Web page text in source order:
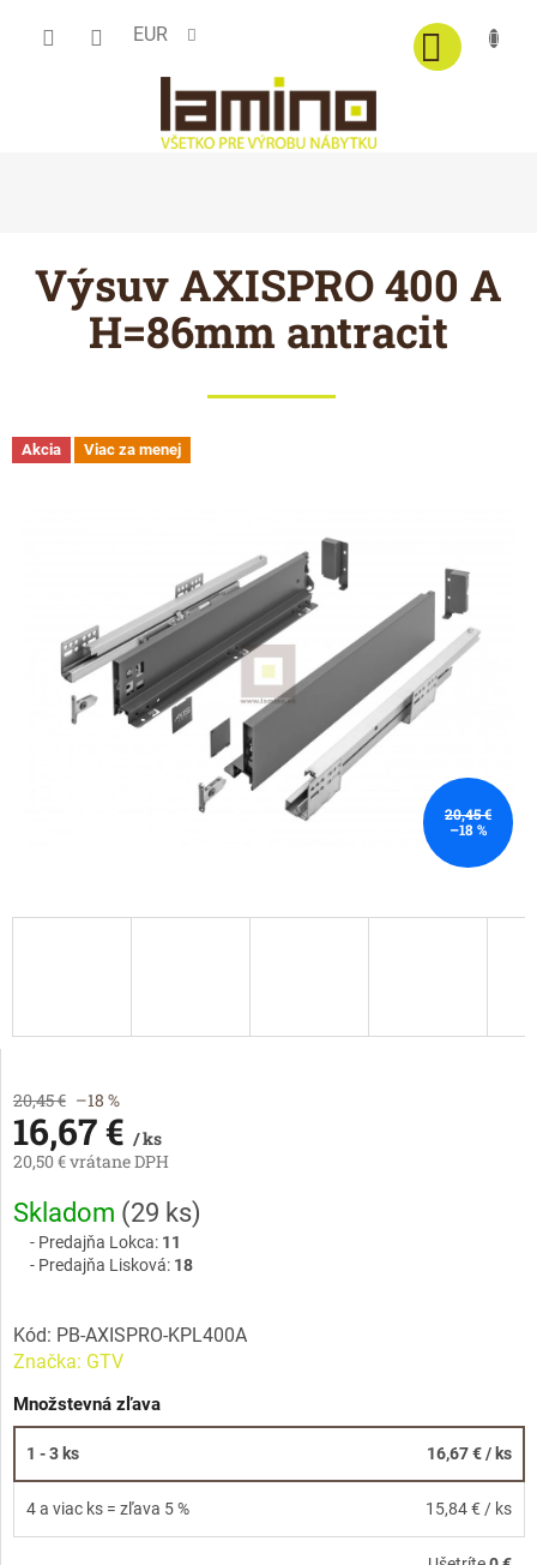
EUR
Výsuv AXISPRO 400 A
H=86mm antracit
Akcia Viac za menej
20,45 €
–18 %
20,45 € –18 %
16,67 € / ks
20,50 € vrátane DPH
Jednotková
cena:
Skladom (29 ks)
Predajňa Lokca: 11
Predajňa Lisková: 18
Kód: PB-AXISPRO-KPL400A
Značka: GTV
Množstevná zľava
1 - 3 ks 16,67 €/ ks
4 a viac ks = zľava 5 % 15,84 € / ks